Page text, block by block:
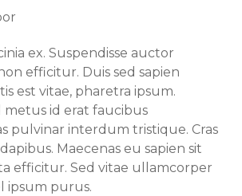
ex. Suspendisse auctor
efficitur. Duis sed sapien
est vitae, pharetra ipsum.
metus id erat faucibus
pulvinar interdum tristique. Cras
Maecenas eu sapien sit
efficitur. Sed vitae ullamcorper
ipsum purus.